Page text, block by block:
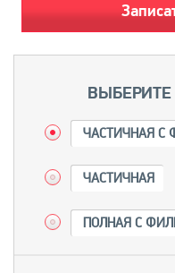
ВЫБЕРИТЕ
ЧАСТИЧНАЯ С
ЧАСТИЧНАЯ
ПОЛНАЯ С